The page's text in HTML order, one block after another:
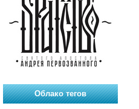
Облако тегов